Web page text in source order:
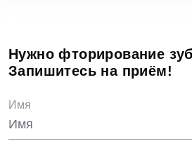
Нужно фторирование
Запишитесь на приём!
Имя